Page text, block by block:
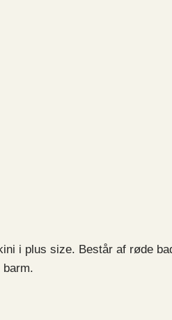
i plus size. Består af røde